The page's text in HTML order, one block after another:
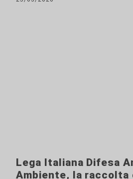
Lega Italiana Difesa
Ambiente, la raccolta